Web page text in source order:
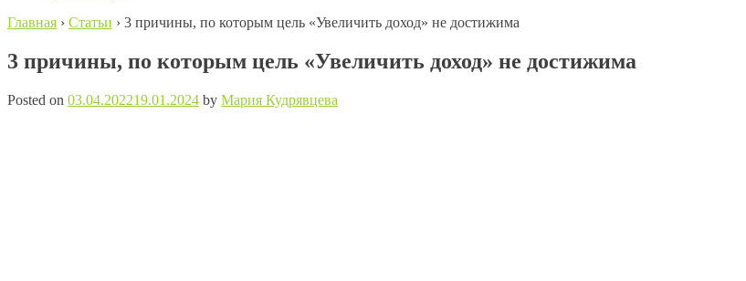
Главная › Статьи › 3 причины, по которым цель «Увеличить доход» не достижима
3 причины, по которым цель «Увеличить доход» не достижима
Posted on 03.04.202219.01.2024 by Мария Кудрявцева